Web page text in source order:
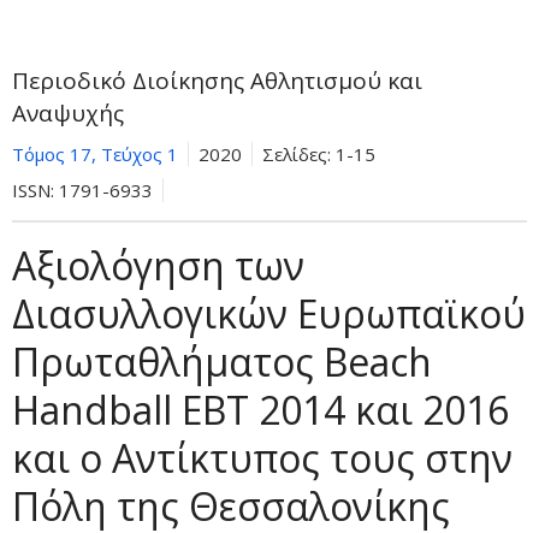
Περιοδικό Διοίκησης Αθλητισμού και
Αναψυχής
Τόμος 17, Τεύχος 1 2020 Σελίδες: 1-15
ISSN: 1791-6933
Αξιολόγηση των
Διασυλλογικών Ευρωπαϊκού
Πρωταθλήματος Beach
Handball EBT 2014 και 2016
και ο Αντίκτυπος τους στην
Πόλη της Θεσσαλονίκης